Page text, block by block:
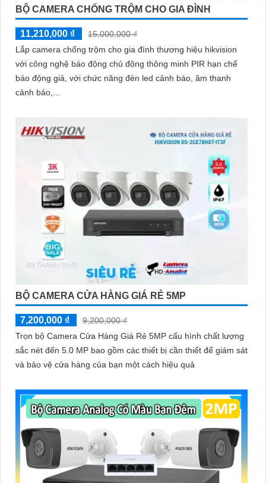
BỘ CAMERA CHỐNG TRỘM CHO GIA ĐÌNH
11,210,000 ₫
15,000,000 ₫
Lắp camera chống trộm cho gia đình thương hiệu hikvision
với công nghệ báo động chủ động thông minh PIR hạn chế
báo động giả, với chức năng đèn led cảnh báo, âm thanh
cảnh báo,...
BỘ CAMERA CỬA HÀNG GIÁ RẺ 5MP
7,200,000 ₫
9,200,000 ₫
Trọn bộ Camera Cửa Hàng Giá Rẻ 5MP cấu hình chất lượng
sắc nét đến 5.0 MP bao gồm các thiết bị cần thiết để giám sát
và bảo vệ cửa hàng của bạn một cách hiệu quả